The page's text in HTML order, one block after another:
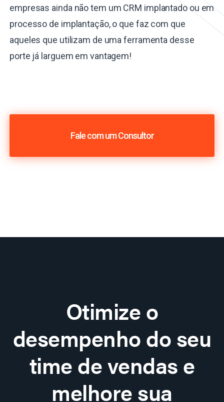
empresas ainda não tem um CRM implantado ou em
processo de implantação, o que faz com que
aqueles que utilizam de uma ferramenta desse
porte já larguem em vantagem!
Fale com um Consultor
Otimize o
desempenho do seu
time de vendas e
melhore sua